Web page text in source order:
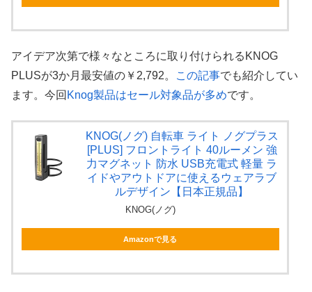
アイデア次第で様々なところに取り付けられるKNOG
PLUSが3か月最安値の￥2,792。
この記事でも紹介してい
ます。今回 Knog製品はセール対象品が多めです。
KNOG(ノグ) 自転車 ライト ノグプラス
[PLUS] フロントライト 40ルーメン 強
力マグネット 防水 USB充電式 軽量 ラ
イドやアウトドアに使えるウェアラブ
ルデザイン【日本正規品】
KNOG(ノグ)
Amazonで見る